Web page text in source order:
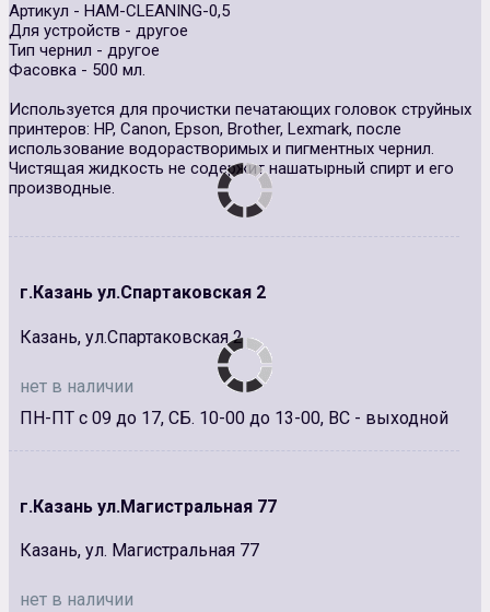
Артикул - HAM-CLEANING-0,5
Для устройств - другое
Тип чернил - другое
Фасовка - 500 мл.
Используется для прочистки печатающих головок струйных
принтеров: HP, Canon, Epson, Brother, Lexmark, после
использование водорастворимых и пигментных чернил.
Чистящая жидкость не содержит нашатырный спирт и его
производные.
г.Казань ул.Спартаковская 2
Казань, ул.Спартаковская 2
нет в наличии
ПН-ПТ с 09 до 17, СБ. 10-00 до 13-00, ВС - выходной
г.Казань ул.Магистральная 77
Казань, ул. Магистральная 77
нет в наличии